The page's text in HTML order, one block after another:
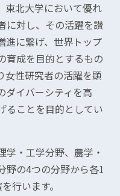
東北大学において優れ
に対し、その活躍を讃
進に繋げ、世界トップ
育成を目的とするもの
女性研究者の活躍を顕
ダイバーシティを高
ることを目的としてい
学・工学分野、農学・
野の4つの分野から各1
行います。